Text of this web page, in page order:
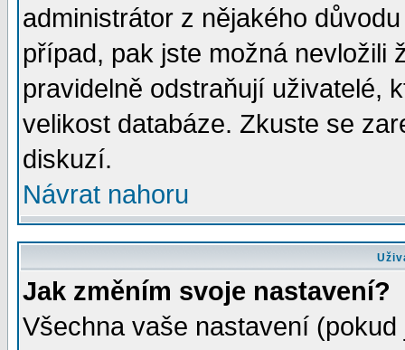
administrátor z nějakého
případ, pak jste možná nevložili
pravidelně odstraňují uživatelé,
velikost databáze. Zkuste se
diskuzí.
Návrat nahoru
Jak změním svoje nastavení?
Všechna vaše nastavení